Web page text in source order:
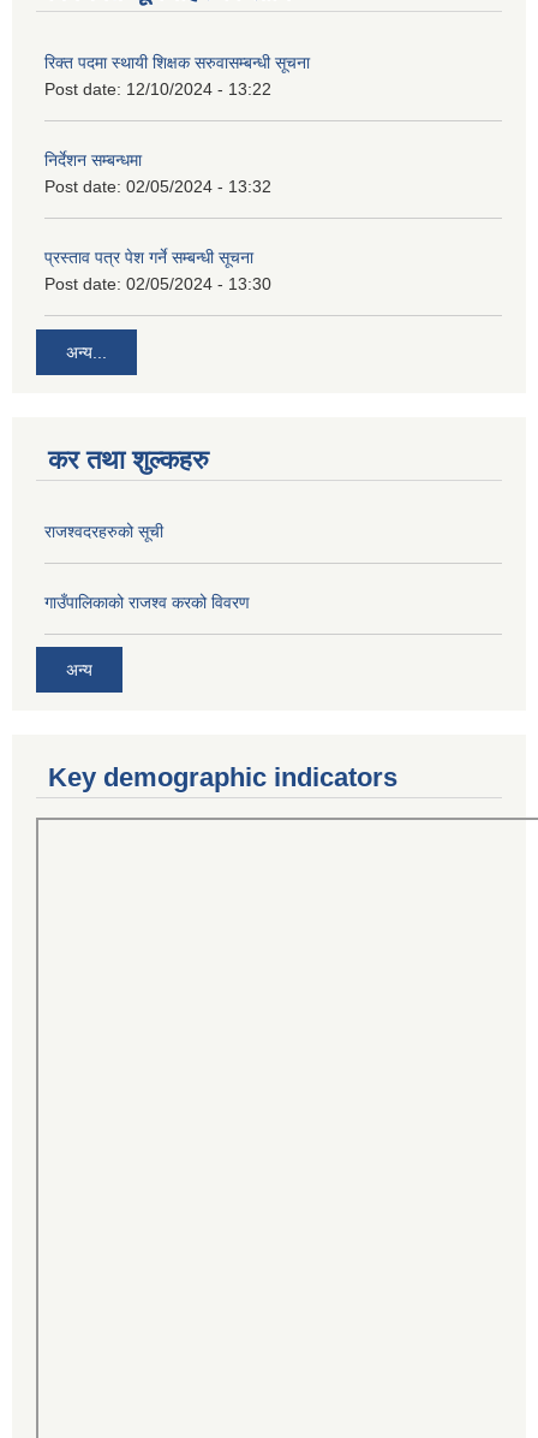
रिक्त पदमा स्थायी शिक्षक सरुवासम्बन्धी सूचना
Post date: 12/10/2024 - 13:22
निर्देशन सम्बन्धमा
Post date: 02/05/2024 - 13:32
प्रस्ताव पत्र पेश गर्ने सम्बन्धी सूचना
Post date: 02/05/2024 - 13:30
अन्य...
कर तथा शुल्कहरु
राजश्वदरहरुको सूची
गाउँपालिकाको राजश्व करको विवरण
अन्य
Key demographic indicators